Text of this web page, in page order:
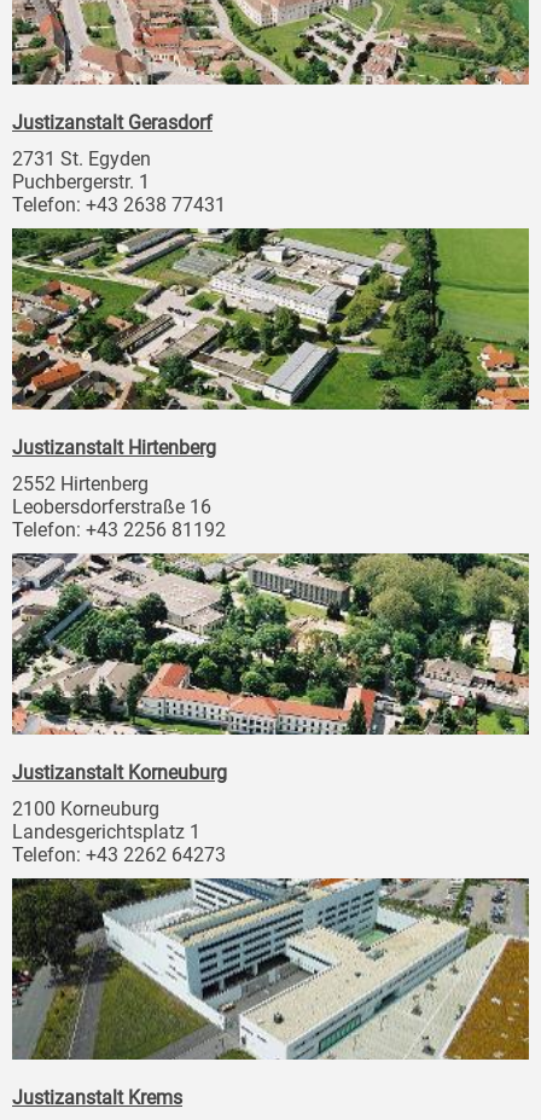
Justizanstalt Gerasdorf
2731 St. Egyden
Puchbergerstr. 1
Telefon: +43 2638 77431
Justizanstalt Hirtenberg
2552 Hirtenberg
Leobersdorferstraße 16
Telefon: +43 2256 81192
Justizanstalt Korneuburg
2100 Korneuburg
Landesgerichtsplatz 1
Telefon: +43 2262 64273
Justizanstalt Krems